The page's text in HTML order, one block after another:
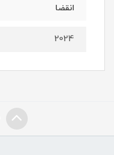
انقضا
2024